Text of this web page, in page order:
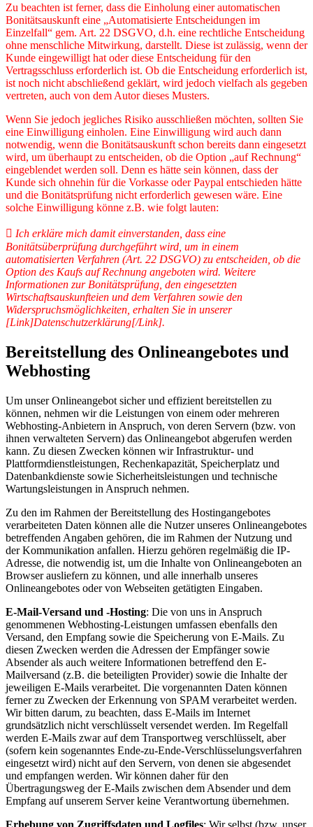
Zu beachten ist ferner, dass die Einholung einer automatischen
Bonitätsauskunft eine „Automatisierte Entscheidungen im
Einzelfall“ gem. Art. 22 DSGVO, d.h. eine rechtliche Entscheidung
ohne menschliche Mitwirkung, darstellt. Diese ist zulässig, wenn der
Kunde eingewilligt hat oder diese Entscheidung für den
Vertragsschluss erforderlich ist. Ob die Entscheidung erforderlich ist,
ist noch nicht abschließend geklärt, wird jedoch vielfach als gegeben
vertreten, auch von dem Autor dieses Musters.
Wenn Sie jedoch jegliches Risiko ausschließen möchten, sollten Sie
eine Einwilligung einholen. Eine Einwilligung wird auch dann
notwendig, wenn die Bonitätsauskunft schon bereits dann eingesetzt
wird, um überhaupt zu entscheiden, ob die Option „auf Rechnung“
eingeblendet werden soll. Denn es hätte sein können, dass der
Kunde sich ohnehin für die Vorkasse oder Paypal entschieden hätte
und die Bonitätsprüfung nicht erforderlich gewesen wäre. Eine
solche Einwilligung könne z.B. wie folgt lauten:
 Ich erkläre mich damit einverstanden, dass eine
Bonitätsüberprüfung durchgeführt wird, um in einem
automatisierten Verfahren (Art. 22 DSGVO) zu entscheiden, ob die
Option des Kaufs auf Rechnung angeboten wird. Weitere
Informationen zur Bonitätsprüfung, den eingesetzten
Wirtschaftsauskunfteien und dem Verfahren sowie den
Widerspruchsmöglichkeiten, erhalten Sie in unserer
[Link]Datenschutzerklärung[/Link].
Bereitstellung des Onlineangebotes und
Webhosting
Um unser Onlineangebot sicher und effizient bereitstellen zu
können, nehmen wir die Leistungen von einem oder mehreren
Webhosting-Anbietern in Anspruch, von deren Servern (bzw. von
ihnen verwalteten Servern) das Onlineangebot abgerufen werden
kann. Zu diesen Zwecken können wir Infrastruktur- und
Plattformdienstleistungen, Rechenkapazität, Speicherplatz und
Datenbankdienste sowie Sicherheitsleistungen und technische
Wartungsleistungen in Anspruch nehmen.
Zu den im Rahmen der Bereitstellung des Hostingangebotes
verarbeiteten Daten können alle die Nutzer unseres Onlineangebotes
betreffenden Angaben gehören, die im Rahmen der Nutzung und
der Kommunikation anfallen. Hierzu gehören regelmäßig die IP-
Adresse, die notwendig ist, um die Inhalte von Onlineangeboten an
Browser ausliefern zu können, und alle innerhalb unseres
Onlineangebotes oder von Webseiten getätigten Eingaben.
E-Mail-Versand und -Hosting: Die von uns in Anspruch
genommenen Webhosting-Leistungen umfassen ebenfalls den
Versand, den Empfang sowie die Speicherung von E-Mails. Zu
diesen Zwecken werden die Adressen der Empfänger sowie
Absender als auch weitere Informationen betreffend den E-
Mailversand (z.B. die beteiligten Provider) sowie die Inhalte der
jeweiligen E-Mails verarbeitet. Die vorgenannten Daten können
ferner zu Zwecken der Erkennung von SPAM verarbeitet werden.
Wir bitten darum, zu beachten, dass E-Mails im Internet
grundsätzlich nicht verschlüsselt versendet werden. Im Regelfall
werden E-Mails zwar auf dem Transportweg verschlüsselt, aber
(sofern kein sogenanntes Ende-zu-Ende-Verschlüsselungsverfahren
eingesetzt wird) nicht auf den Servern, von denen sie abgesendet
und empfangen werden. Wir können daher für den
Übertragungsweg der E-Mails zwischen dem Absender und dem
Empfang auf unserem Server keine Verantwortung übernehmen.
Erhebung von Zugriffsdaten und Logfiles: Wir selbst (bzw. unser